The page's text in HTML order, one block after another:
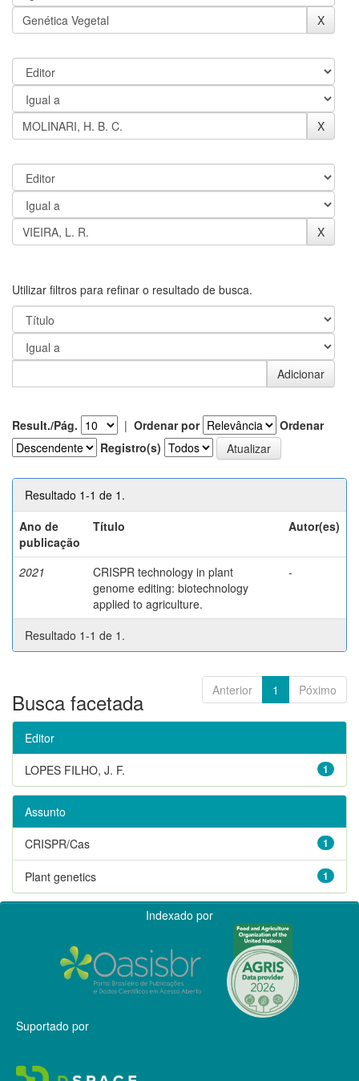
Utilizar filtros para refinar o resultado de busca.
Result./Pág. | Ordenar por
Ordenar
Registro(s)
Resultado 1-1 de 1.
Ano de
publicação
Título Autor(es)
2021
CRISPR technology in plant
genome editing: biotechnology
applied to agriculture.
-
Resultado 1-1 de 1.
Anterior 1 Póximo
Busca facetada
Editor
1
LOPES FILHO, J. F.
Assunto
1
CRISPR/Cas
1
Plant genetics
Indexado por
Suportado por